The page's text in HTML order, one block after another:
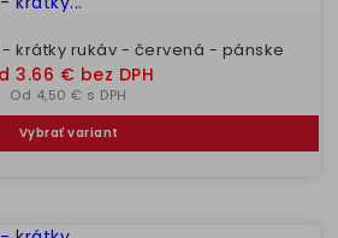
- krátky rukáv - červená - pánske
Cena
3.66 € bez DPH
Od 4,50 € s DPH
Vybrať variant